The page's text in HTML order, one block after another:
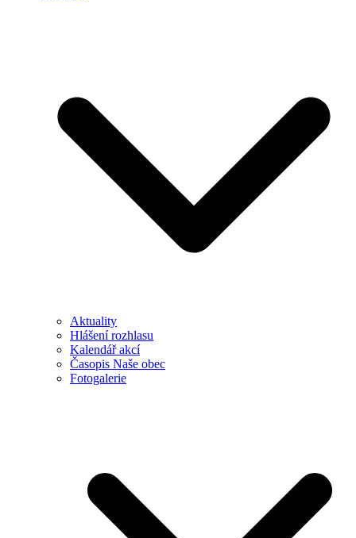
Aktuality
Hlášení rozhlasu
Kalendář akcí
Časopis Naše obec
Fotogalerie